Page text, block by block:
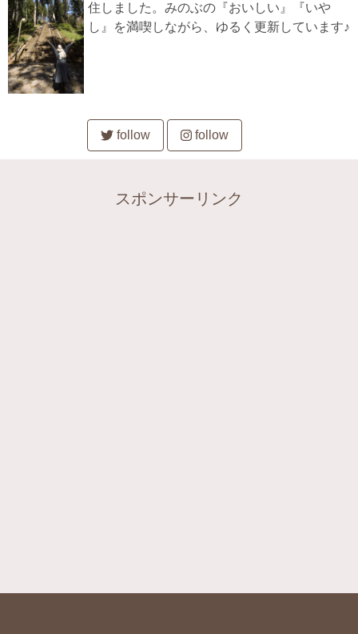
住しました。みのぶの『おいしい』『いや
し』を満喫しながら、ゆるく更新しています♪
follow follow
スポンサーリンク